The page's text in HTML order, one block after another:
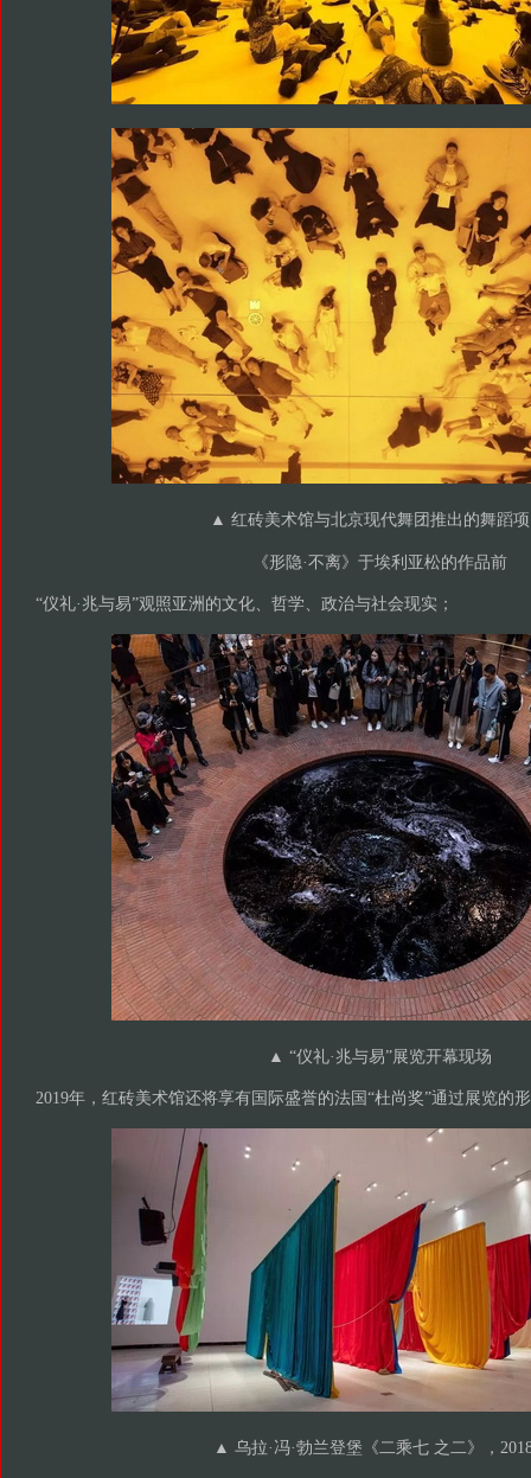
▲ 红砖美术馆与北京现代舞团推出的舞蹈
《形隐·不离》于埃利亚松的作品前
“仪礼·兆与易”观照亚洲的文化、哲学、政治与社会现实；
▲ “仪礼·兆与易”展览开幕现场
2019年，红砖美术馆还将享有国际盛誉的法国“杜尚奖”通过展览的
▲ 乌拉·冯·勃兰登堡《二乘七 之二》，